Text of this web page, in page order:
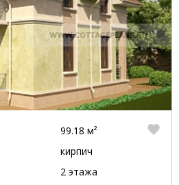
99.18 м²
кирпич
2 этажа